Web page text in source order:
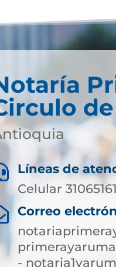
Líneas de
Celular
Correo
-